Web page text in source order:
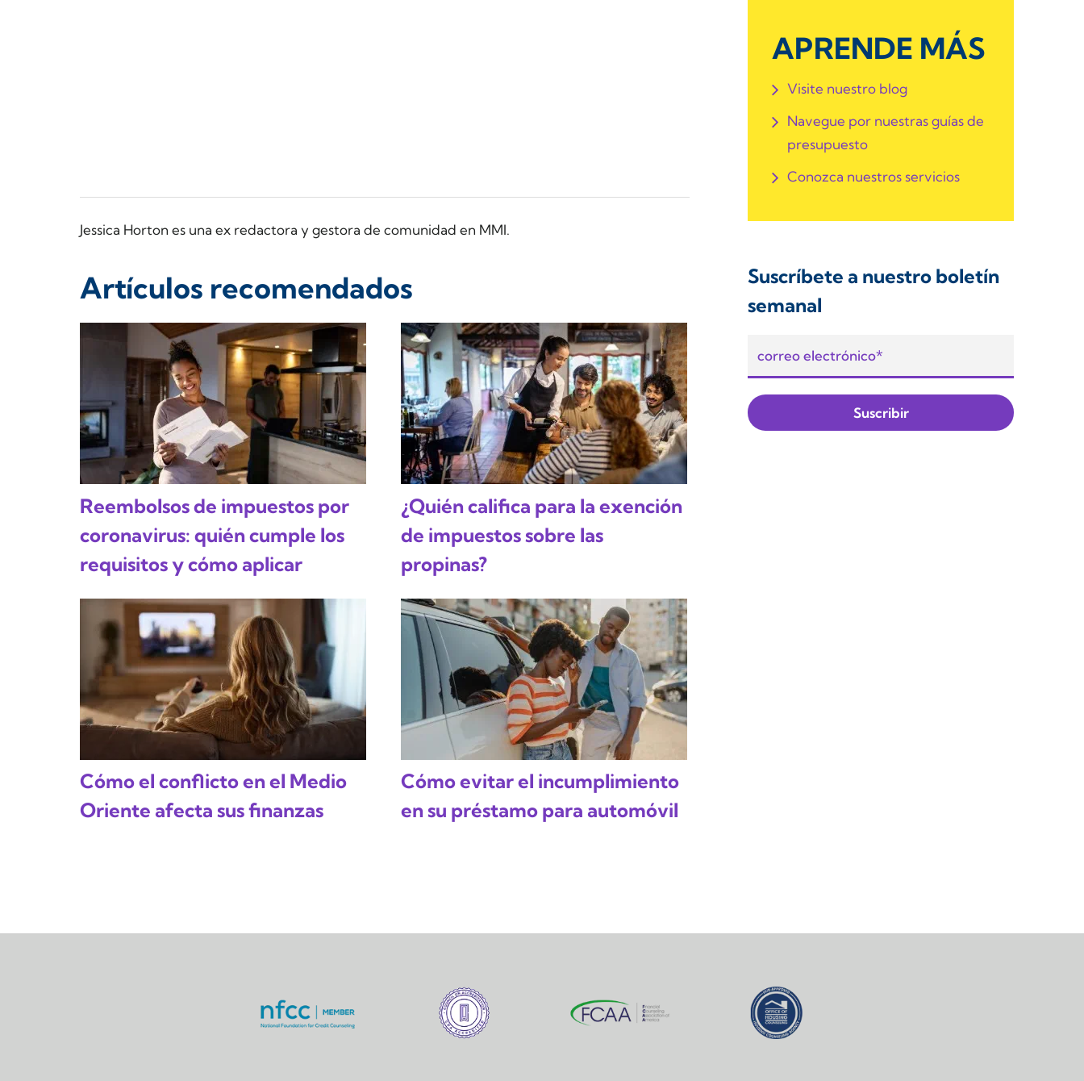
Jessica Horton es una ex redactora y gestora de comunidad en MMI.
Artículos recomendados
Reembolsos de impuestos por
coronavirus: quién cumple los
requisitos y cómo aplicar
¿Quién califica para la exención
de impuestos sobre las
propinas?
Cómo el conflicto en el Medio
Oriente afecta sus finanzas
Cómo evitar el incumplimiento
en su préstamo para automóvil
APRENDE MÁS
Visite nuestro blog
Navegue por nuestras guías de
presupuesto
Conozca nuestros servicios
Suscríbete a nuestro boletín
semanal